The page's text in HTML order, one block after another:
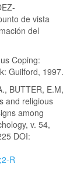
de vista
del
Coping:
Guilford, 1997.
BUTTER, E.M,
and religious
among
v. 54,
DOI:
R